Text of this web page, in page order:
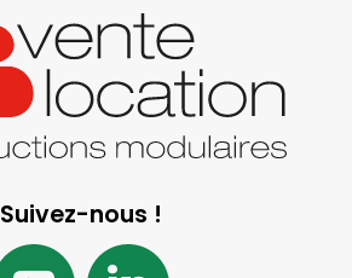
Suivez-nous !